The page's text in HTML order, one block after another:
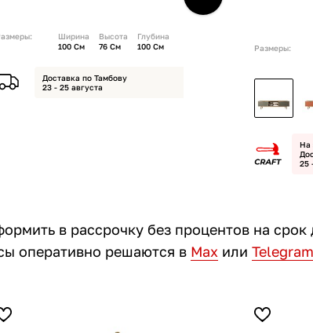
Ширина
100 См
Высота
76 См
Глубина
100 См
Доставка по Тамбову
23 - 25 августа
Размеры:
На
25
в рассрочку без процентов на срок
оперативно решаются в Max или Telegram